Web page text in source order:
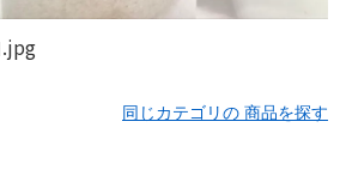
同じカテゴリの 商品を探す